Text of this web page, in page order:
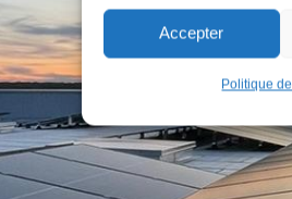
Accepter
Politique